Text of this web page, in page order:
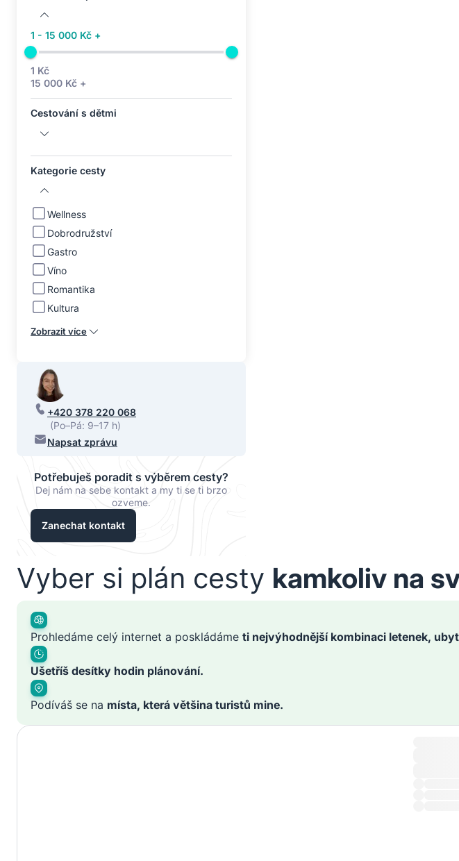
1 - 15 000 Kč +
1 Kč
15 000 Kč +
Cestování s dětmi
Kategorie cesty
Wellness
Dobrodružství
Gastro
Víno
Romantika
Kultura
Zobrazit více
+420 378 220 068
(Po–Pá: 9–17 h)
Napsat zprávu
Potřebuješ poradit s výběrem cesty?
Dej nám na sebe kontakt a my ti se ti brzo
ozveme.
Zanechat kontakt
Vyber si plán cesty kamkoliv na
Prohledáme celý internet a poskládáme ti nejvýhodnější kombinaci letenek,
Ušetříš desítky hodin plánování.
Podíváš se na místa, která většina turistů mine.